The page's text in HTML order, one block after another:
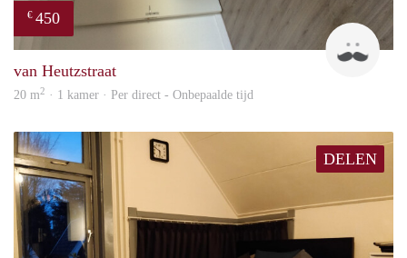
€ 450
van Heutzstraat
20 m2 · 1 kamer · Per direct - Onbepaalde tijd
DELEN